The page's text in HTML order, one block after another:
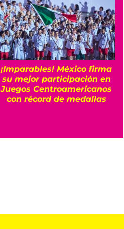
¡Imparables! México firma
su mejor participación en
Juegos Centroamericanos
con récord de medallas